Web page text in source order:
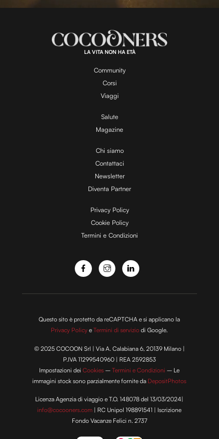
a
y
V
i
d
e
o
n
:
1
0
0
.
0
LA VITA NON HA ETÀ
Community
Corsi
Viaggi
Salute
Magazine
Chi siamo
Contattaci
Newsletter
Diventa Partner
Privacy Policy
Cookie Policy
Termini e Condizioni
Questo sito è protetto da reCAPTCHA e si applicano la
Privacy Policy eTermini di servizio di Google.
© 2025 COCOON Srl | Via A. Calabiana 6, 20139 Milano |
P.IVA 11299540960 | REA 2592853
Impostazioni deiCookies –Termini e Condizioni – Le
immagini stock sono parzialmente fornite da DepositPhotos
Licenza Agenzia di viaggio e T.O. 148078 del 13/03/2024|
info@cocooners.com | RC Unipol 198891541 | Iscrizione
Fondo Vacanze Felici n. 2737